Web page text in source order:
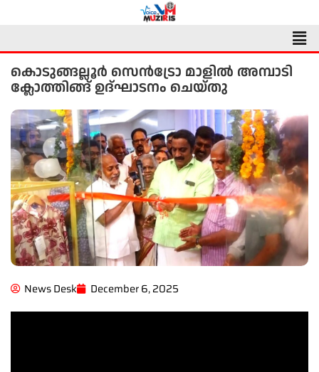
കൊടുങ്ങല്ലൂർ സെൻട്രോ മാളിൽ അമ്പാടി
ക്ലോത്തിങ്ങ് ഉദ്ഘാടനം ചെയ്തു
News Desk December 6, 2025